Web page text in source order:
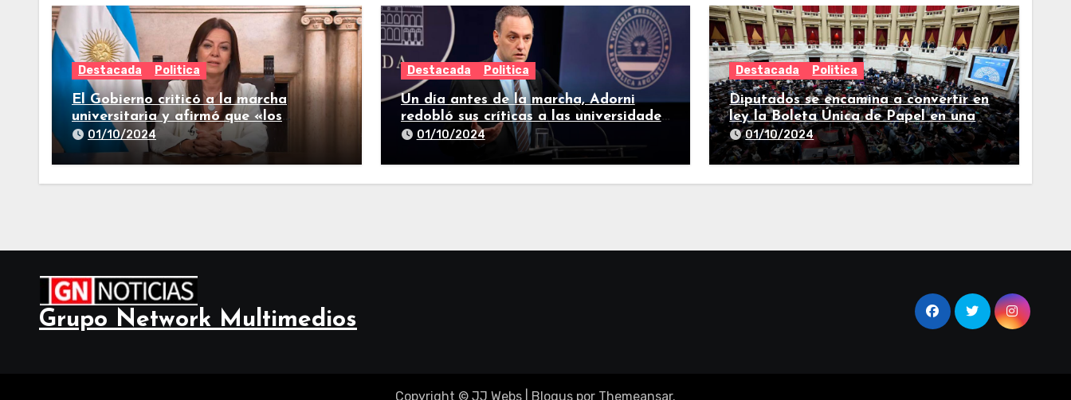
Destacada Politica
El Gobierno criticó a la marcha
universitaria y afirmó que «los
reclamos están todos resueltos»
01/10/2024
Destacada Politica
Un día antes de la marcha, Adorni
redobló sus críticas a las universidades
nacionales
01/10/2024
Destacada Politica
Diputados se encamina a convertir en
ley la Boleta Única de Papel en una
larga sesión
01/10/2024
Grupo Network Multimedios
Copyright © JJ Webs Blogus por Themeansar.